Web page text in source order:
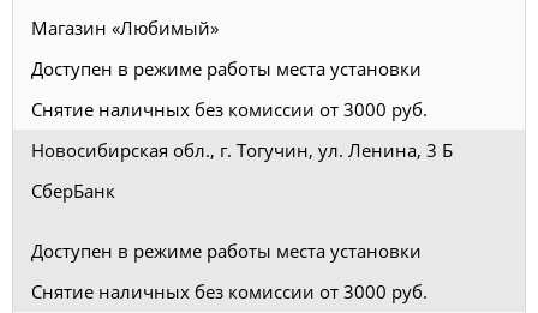
Магазин «Любимый»
Доступен в режиме работы места установки
Снятие наличных без комиссии от 3000 руб.
Новосибирская обл., г. Тогучин, ул. Ленина, 3 Б
СберБанк
Доступен в режиме работы места установки
Снятие наличных без комиссии от 3000 руб.